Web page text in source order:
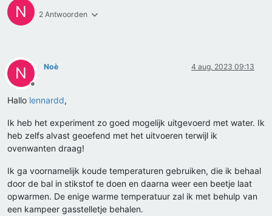
N 2 Antwoorden
N
Offline
Noè 4 aug. 2023 09:13
Hallo lennardd,
Ik heb het experiment zo goed mogelijk uitgevoerd met water. Ik
heb zelfs alvast geoefend met het uitvoeren terwijl ik
ovenwanten draag!
Ik ga voornamelijk koude temperaturen gebruiken, die ik behaal
door de bal in stikstof te doen en daarna weer een beetje laat
opwarmen. De enige warme temperatuur zal ik met behulp van
een kampeer gasstelletje behalen.